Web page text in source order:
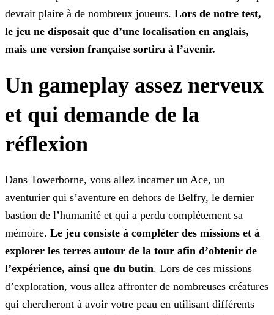
devrait plaire à de nombreux joueurs. Lors de notre test,
le jeu ne disposait que d’une localisation en anglais,
mais une version française sortira à l’avenir.
Un gameplay assez nerveux
et qui demande de la
réflexion
Dans Towerborne, vous allez incarner un Ace, un
aventurier qui s’aventure en dehors de Belfry, le dernier
bastion de l’humanité et qui a perdu complétement sa
mémoire. Le jeu consiste à compléter des missions et à
explorer les terres autour de la tour afin d’obtenir de
l’expérience, ainsi que du butin. Lors de ces missions
d’exploration, vous allez affronter de nombreuses créatures
qui chercheront à avoir votre peau en utilisant différents